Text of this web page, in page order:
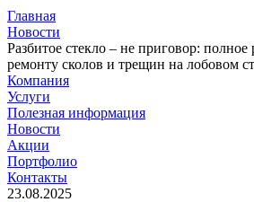
Главная
Новости
Разбитое стекло – не приговор: полное
ремонту сколов и трещин на лобовом
Компания
Услуги
Полезная информация
Новости
Акции
Портфолио
Контакты
23.08.2025